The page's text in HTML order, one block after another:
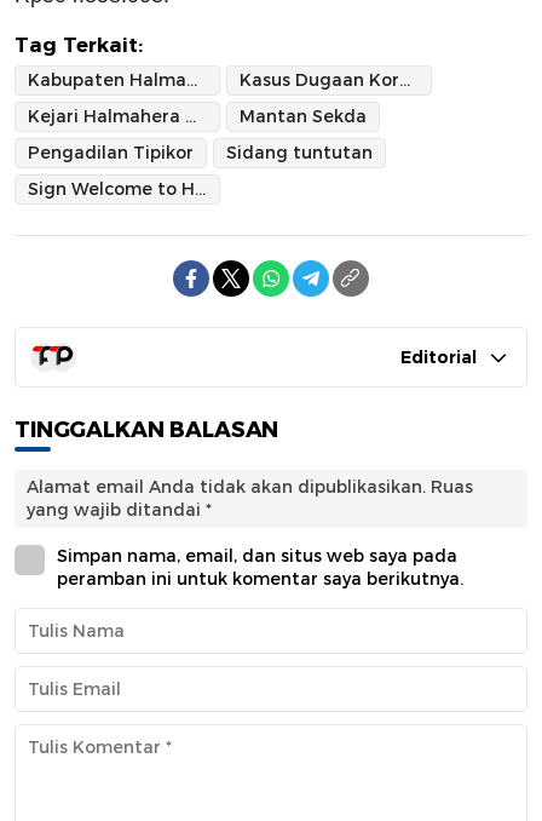
Tag Terkait:
Kabupaten Halmahera Barat
Kasus Dugaan Korupsi
Kejari Halmahera Barat
Mantan Sekda
Pengadilan Tipikor
Sidang tuntutan
Sign Welcome to Halbar
Editorial
TINGGALKAN BALASAN
Alamat email Anda tidak akan dipublikasikan. Ruas
yang wajib ditandai *
Simpan nama, email, dan situs web saya pada
peramban ini untuk komentar saya berikutnya.